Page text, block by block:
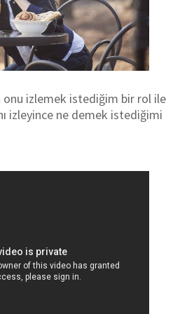
onu izlemek istediğim bir rol ile
izleyince ne demek istediğimi